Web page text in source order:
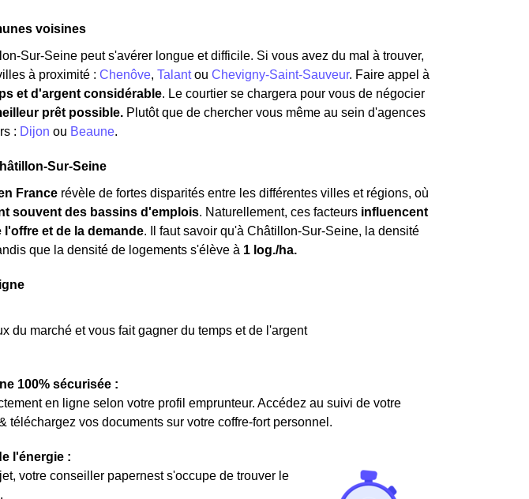
voisines
Sur-Seine peut s'avérer longue et difficile. Si vous avez du mal à trouver,
à proximité : Chenôve, Talantou Chevigny-Saint-Sauveur. Faire appel à
et d'argent considérable. Le courtier se chargera pour vous de négocier
prêt possible. Plutôt que de chercher vous même au sein d'agences
: Dijon ou Beaune.
Sur-Seine
France révèle de fortes disparités entre les différentes villes et régions, où
souvent des bassins d'emplois. Naturellement, ces facteurs influencent
l'offre et de la demande. Il faut savoir qu'à Châtillon-Sur-Seine, la densité
que la densité de logements s'élève à 1 log./ha.
du marché et vous fait gagner du temps et de l'argent
100% sécurisée :
en ligne selon votre profil emprunteur. Accédez au suivi de votre
téléchargez vos documents sur votre coffre-fort personnel.
l'énergie :
votre conseiller papernest s'occupe de trouver le